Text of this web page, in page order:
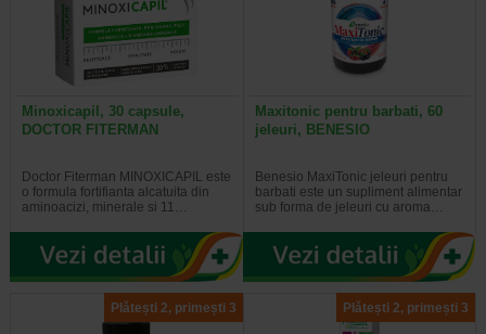
Minoxicapil, 30 capsule,
DOCTOR FITERMAN
Doctor Fiterman MINOXICAPIL este
o formula fortifianta alcatuita din
aminoacizi, minerale si 11…
Maxitonic pentru barbati, 60
jeleuri, BENESIO
Benesio MaxiTonic jeleuri pentru
barbati este un supliment alimentar
sub forma de jeleuri cu aroma…
Plătești 2, primești 3 Plătești 2, primești 3